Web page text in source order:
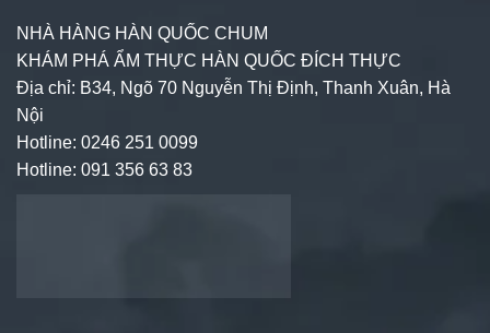
NHÀ HÀNG HÀN QUỐC CHUM
KHÁM PHÁ ẨM THỰC HÀN QUỐC ĐÍCH THỰC
Địa chỉ: B34, Ngõ 70 Nguyễn Thị Định, Thanh Xuân, Hà
Nội
Hotline: 0246 251 0099
Hotline: 091 356 63 83